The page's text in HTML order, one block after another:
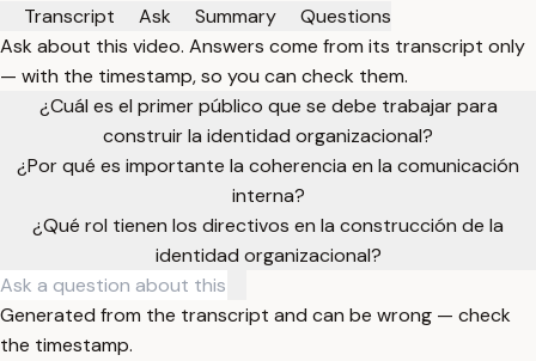
Transcript
Ask Summary
Questions
Ask about this video. Answers come from its transcript only
— with the timestamp, so you can check them.
¿Cuál es el primer público que se debe trabajar para
construir la identidad organizacional?
¿Por qué es importante la coherencia en la comunicación
interna?
¿Qué rol tienen los directivos en la construcción de la
identidad organizacional?
Generated from the transcript and can be wrong — check
the timestamp.